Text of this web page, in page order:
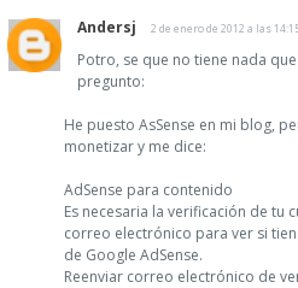
Andersj 2 de enero de 2012 a las
Potro, se que no tiene nada
pregunto:
He puesto AsSense en mi blog,
monetizar y me dice:
AdSense para contenido
Es necesaria la verificación de tu
correo electrónico para ver si
de Google AdSense.
Reenviar correo electrónico de